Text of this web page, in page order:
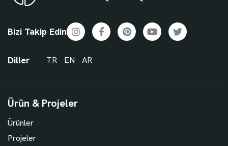
Bizi Takip Edin
Diller TR EN AR
Ürün & Projeler
Ürünler
Projeler